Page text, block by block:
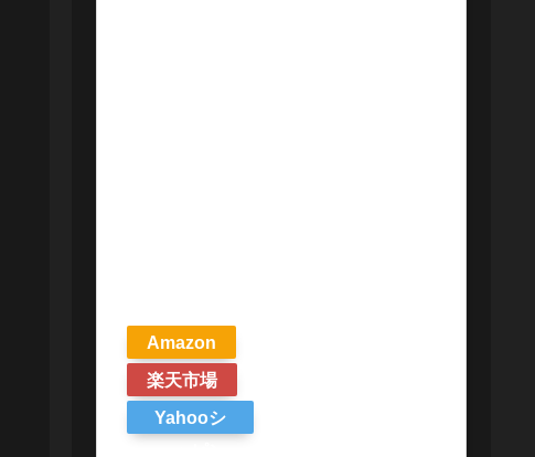
Amazon
楽天市場
Yahooシ